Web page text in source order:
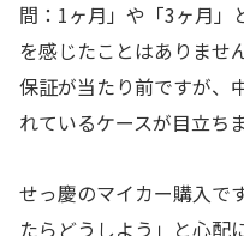
間：1ヶ月」や「3ヶ月」
を感じたことはありませ
保証が当たり前ですが、
れているケースが目立ちま
せっ慶のマイカー購入で
たらどうしよう」と心配